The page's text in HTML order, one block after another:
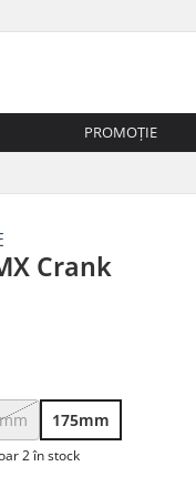
PROMOȚIE
Crank
175mm
2 în stock